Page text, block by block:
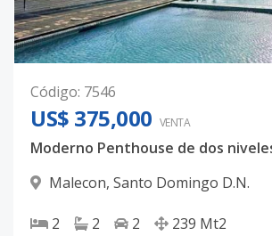
Código: 7546
US$ 375,000 VENTA
Malecon, Santo Domingo D.N.
2 2 2 239 Mt2